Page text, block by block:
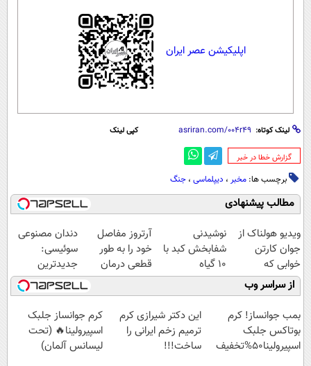
اپلیکیشن عصر ایران
لینک کوتاه: کپی لینک
‌گزارش خطا در خبر
برچسب ها: مخبر ، دیپلماسی ، جنگ
مطالب پیشنهادی
ویدیو هولناک از
جوان کارتن
خوابی که
میلیاردر شد.
آموزش رایگان
نوشیدنی
شفابخش کبد با
10 گیاه
موثر(تخفیف تا
امشب)
آرتروز مفاصل
خود را به طور
قطعی درمان
کنید!
◗پرسش‌نامه◖
دندان مصنوعی
سوئیسی:
جدیدترین
فناوری اروپا،
سبک و مقاوم |
پرداخت قسطی
از سراسر وب
بمب جوانساز! کرم
بوتاکس جلبک
اسپیرولینا50%تخفیف
این دکتر شیرازی کرم
ترمیم زخم ایرانی را
ساخت!!!
کرم جوانساز جلبک
اسپیرولینا🔥 (تحت
لیسانس آلمان)